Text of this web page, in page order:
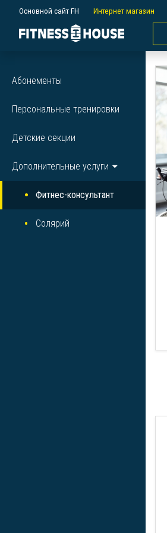
Основной сайт FH Интернет магазин
Абонементы
Персональные тренировки
Детские секции
Дополнительные услуги
Фитнес-консультант
Солярий